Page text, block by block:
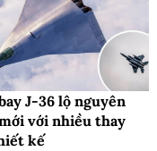
J-36 lộ nguyên
với nhiều thay
kế